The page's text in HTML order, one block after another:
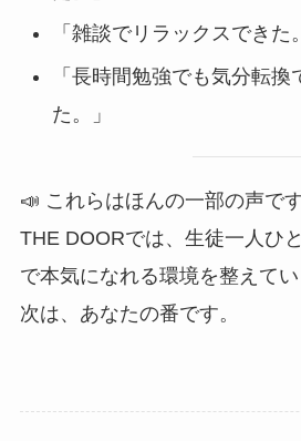
「雑談でリラックスできた
「長時間勉強でも気分転
た。」
📣 これらはほんの一部の声です
THE DOORでは、生徒一人ひ
で本気になれる環境を整えてい
次は、あなたの番です。